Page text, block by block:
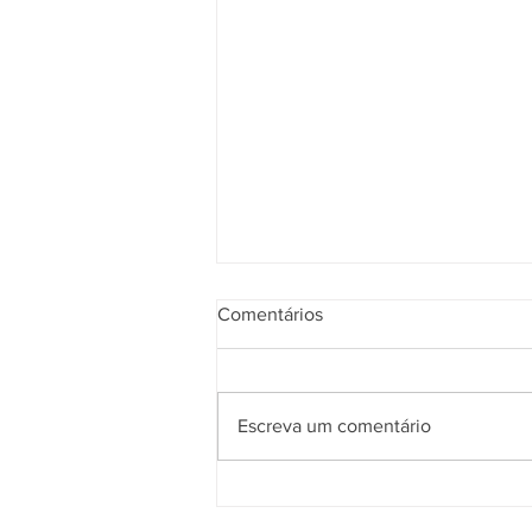
Comentários
Escreva um comentário